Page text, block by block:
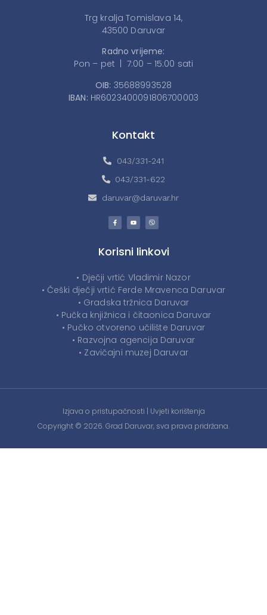
Trg kralja Tomislava 14,
43500 Daruvar
Radno vrijeme:
Pon – pet | 7:00 – 15:00 sati
OIB: 35688993528
IBAN: HR6023400091806700003
Kontakt
043/331-241
043/331-622
daruvar@daruvar.hr
Korisni linkovi
• Dječji vrtić Vladimir Nazor
• Češki dječji vrtić Ferde Mravenca Daruvar
• Gradska tržnica Daruvar
• Pučka knjižnica i čitaonica Daruvar
• Pučko otvoreno učilište Daruvar
• Razvojna agencija Daruvar
• Zavičajni muzej Daruvar
Izjava o pristupačnosti | Uvjeti korištenja
Copyright © 2026. Grad Daruvar, sva prava pridržana.